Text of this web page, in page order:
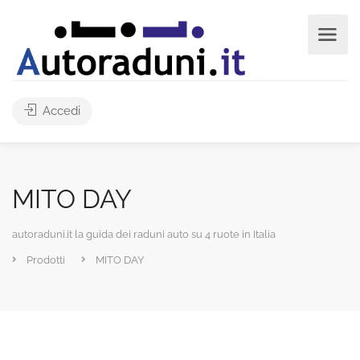
Accedi
MITO DAY
autoraduni.it la guida dei raduni auto su 4 ruote in Italia
Prodotti MITO DAY